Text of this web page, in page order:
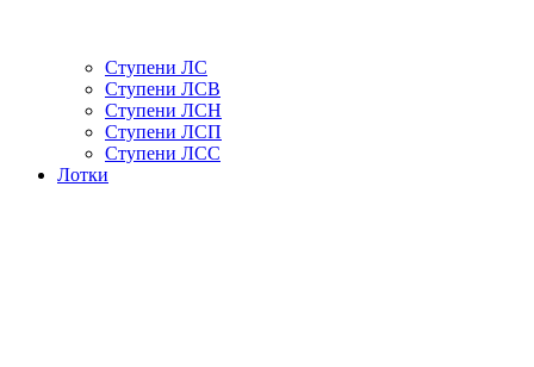
Ступени ЛС
Ступени ЛСВ
Ступени ЛСН
Ступени ЛСП
Ступени ЛСС
Лотки